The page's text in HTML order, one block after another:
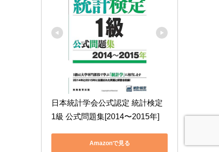
日本統計学会公式認定 統計検定
1級 公式問題集[2014〜2015年]
Amazonで見る